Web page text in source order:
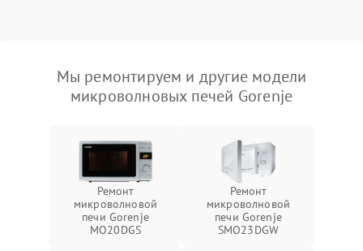
Мы ремонтируем и другие модели
микроволновых печей Gorenje
Ремонт
микроволновой
печи Gorenje
MO20DGS
Ремонт
микроволновой
печи Gorenje
SMO23DGW